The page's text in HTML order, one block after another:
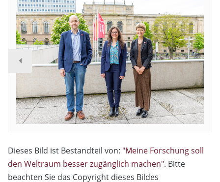
Dieses Bild ist Bestandteil von: "Meine Forschung soll
den Weltraum besser zugänglich machen". Bitte
beachten Sie das Copyright dieses Bildes